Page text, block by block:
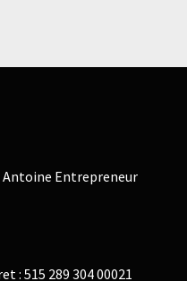
Antoine Entrepreneur
: 515 289 304 00021